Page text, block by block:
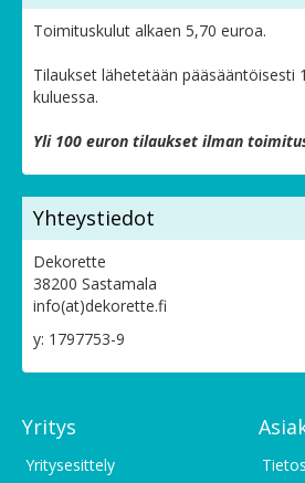
Toimituskulut alkaen 5,70 euroa.
Tilaukset lähetetään pääsääntöisesti
kuluessa.
Yli 100 euron tilaukset ilman
Yhteystiedot
Dekorette
38200 Sastamala
info(at)dekorette.fi
y: 1797753-9
Yritys
Yritysesittely